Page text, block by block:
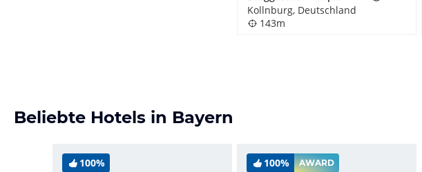
Kollnburg, Deutschland
143m
Beliebte Hotels in Bayern
100% 100% AWARD